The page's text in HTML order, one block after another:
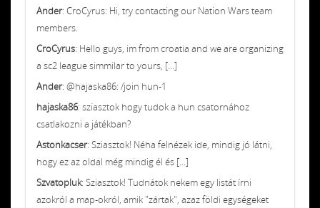
Ander: CroCyrus: Hi, try contacting our Nation Wars team
members.
CroCyrus: Hello guys, im from croatia and we are organizing
a sc2 league simmilar to yours, [...]
Ander: @hajaska86: /join hun-1
hajaska86: sziasztok hogy tudok a hun csatornához
csatlakozni a játékban?
Astonkacser: Sziasztok! Néha felnézek ide, mindig jó látni,
hogy ez az oldal még mindig él és [...]
Szvatopluk: Sziasztok! Tudnátok nekem egy listát írni
azokról a map-okról, amik "zártak", azaz földi egységeket